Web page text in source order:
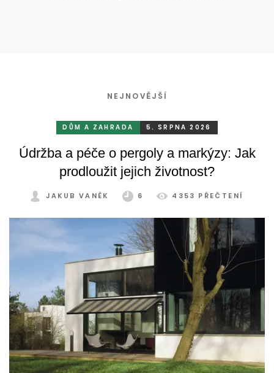
NEJNOVĚJŠÍ
DŮM A ZAHRADA 5. SRPNA 2026
Údržba a péče o pergoly a markýzy: Jak
prodloužit jejich životnost?
JAKUB VANĚK 6 4353 PŘEČTENÍ